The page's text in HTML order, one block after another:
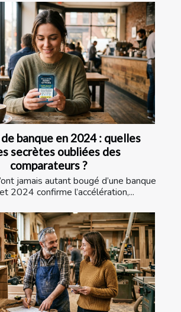
banque en 2024 : quelles
secrètes oubliées des
comparateurs ?
jamais autant bougé d’une banque
2024 confirme l’accélération,...